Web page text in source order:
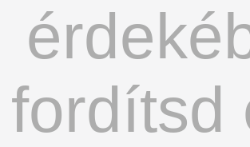
fordítsd